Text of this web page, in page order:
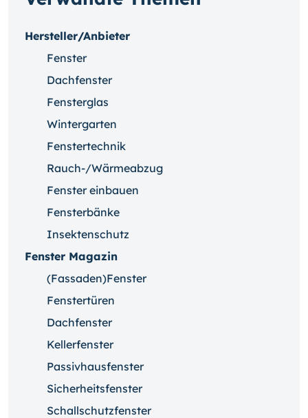
Hersteller/Anbieter
Fenster
Dachfenster
Fensterglas
Wintergarten
Fenstertechnik
Rauch-/Wärmeabzug
Fenster einbauen
Fensterbänke
Insektenschutz
Fenster Magazin
(Fassaden)Fenster
Fenstertüren
Dachfenster
Kellerfenster
Passivhausfenster
Sicherheitsfenster
Schallschutzfenster